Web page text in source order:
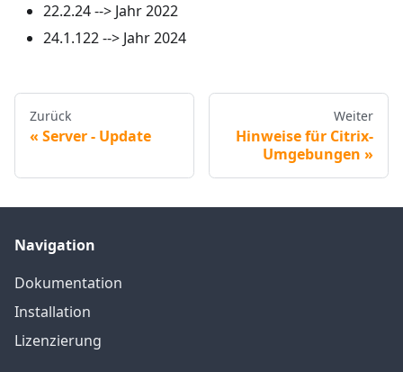
22.2.24 --> Jahr 2022
24.1.122 --> Jahr 2024
Zurück
Server - Update
Weiter
Hinweise für Citrix-
Umgebungen
Navigation
Dokumentation
Installation
Lizenzierung